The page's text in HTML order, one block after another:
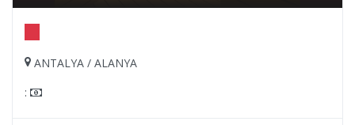
ANTALYA / ALANYA
: